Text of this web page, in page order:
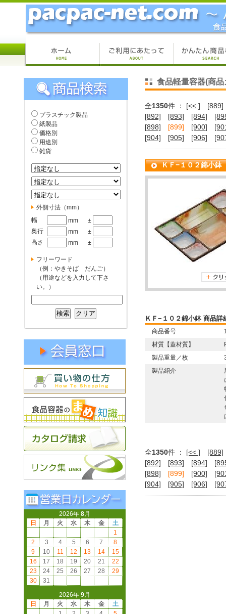
プラスチック製品
紙製品
価格別
用途別
雑貨
外側寸法（mm）
幅
mm
±
奥行
mm
±
高さ
mm ±
フリーワード
（例：やきそば だんご）
（用途などを入力して下さ
い。）
2026年 8月
日
月 火 水 木 金
土
1
2
3 4 5 6 7
8
9
10 11 12 13 14
15
16
17 18 19 20 21
22
23
24 25 26 27 28
29
30
31
2026年 9月
日
月 火 水 木 金
土
食品軽量容器(商
全1350件 ： [<< ]
[889]
[892]
[893] [894]
[898]
[899] [900]
[904]
[905] [906]
ＫＦ−１０２錦小鉢
ＫＦ−１０２錦小鉢 商品詳
商品番号
材質【蓋材質】
製品重量／枚
製品紹介
全1350件 ： [<< ]
[889]
[892]
[893] [894]
[898]
[899] [900]
[904]
[905] [906]